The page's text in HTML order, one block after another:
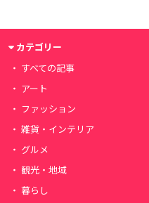
カテゴリー
すべての記事
アート
ファッション
雑貨・インテリア
グルメ
観光・地域
暮らし